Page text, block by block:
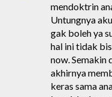
mendoktrin
Untungnya
gak boleh ya
hal ini tidak
now. Semakin
akhirnya
keras sama